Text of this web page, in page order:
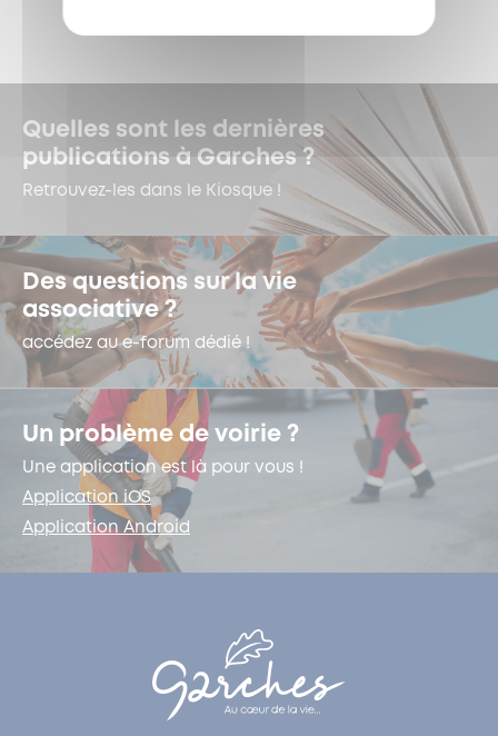
Quelles sont les dernières
publications à Garches ?
Retrouvez-les dans le Kiosque !
Des questions sur la vie
associative ?
accédez au e-forum dédié !
Un problème de voirie ?
Une application est là pour vous !
Application iOS
Application Android